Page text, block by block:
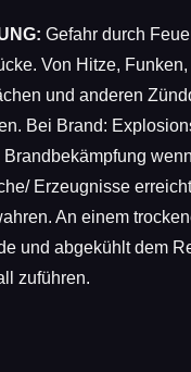
Gefahr durch
Von Hitze,
und anderen
Bei Brand:
Brandbekämpfung
Erzeugnisse
An einem
und abgekühlt dem
zuführen.